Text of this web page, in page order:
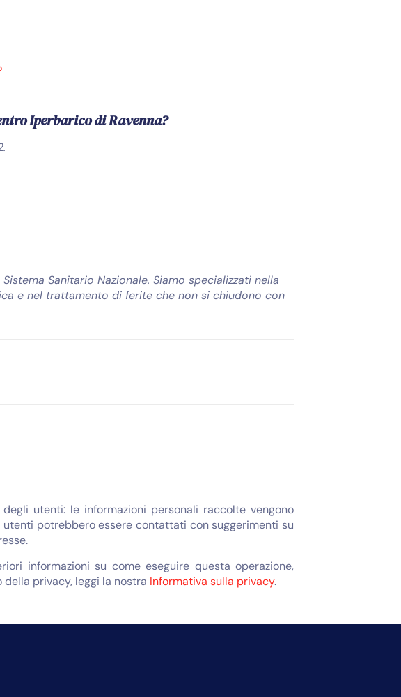
Iperbarico di Ravenna?
Sanitario Nazionale. Siamo specializzati nella
e nel trattamento di ferite che non si chiudono con
utenti: le informazioni personali raccolte vengono
potrebbero essere contattati con suggerimenti su
informazioni su come eseguire questa operazione,
privacy, leggi la nostra Informativa sulla privacy.